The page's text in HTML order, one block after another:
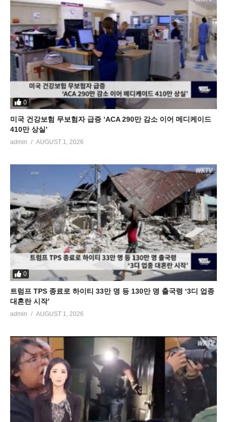
0
미국 건강보험 무보험자 급증 ‘ACA 290만 감소 이어 메디케이드
410만 상실’
admin AUGUST 1, 2026
0
트럼프 TPS 종료로 하이티 33만 명 등 130만 명 출국령 ‘3디 업종
대혼란 시작’
admin AUGUST 1, 2026